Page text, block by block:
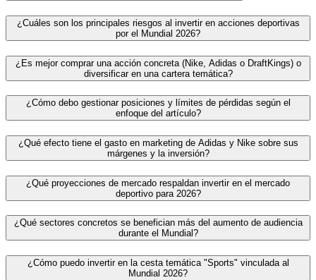
¿Cuáles son los principales riesgos al invertir en acciones deportivas
por el Mundial 2026?
¿Es mejor comprar una acción concreta (Nike, Adidas o DraftKings) o
diversificar en una cartera temática?
¿Cómo debo gestionar posiciones y límites de pérdidas según el
enfoque del artículo?
¿Qué efecto tiene el gasto en marketing de Adidas y Nike sobre sus
márgenes y la inversión?
¿Qué proyecciones de mercado respaldan invertir en el mercado
deportivo para 2026?
¿Qué sectores concretos se benefician más del aumento de audiencia
durante el Mundial?
¿Cómo puedo invertir en la cesta temática "Sports" vinculada al
Mundial 2026?